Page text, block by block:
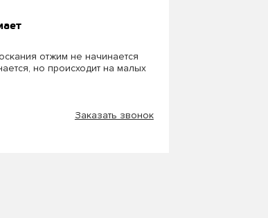
отжим не начинается
но происходит на малых
Заказать звонок